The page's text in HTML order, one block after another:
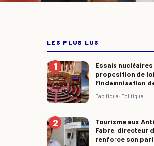
LES PLUS LUS
Essais nucléaires
proposition de
l’indemnisation
Pacifique · Politique
Tourisme aux
Fabre, directeur
renforce son pari